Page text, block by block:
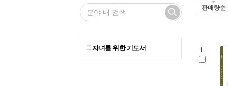
자녀를 위한 기도서
판매량순
1.